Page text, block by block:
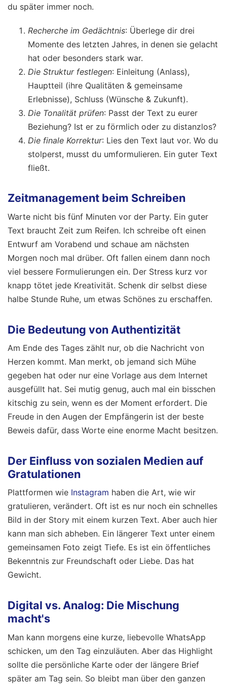
du später immer noch.
Recherche im Gedächtnis: Überlege dir drei
Momente des letzten Jahres, in denen sie gelacht
hat oder besonders stark war.
Die Struktur festlegen: Einleitung (Anlass),
Hauptteil (ihre Qualitäten & gemeinsame
Erlebnisse), Schluss (Wünsche & Zukunft).
Die Tonalität prüfen: Passt der Text zu eurer
Beziehung? Ist er zu förmlich oder zu distanzlos?
Die finale Korrektur: Lies den Text laut vor. Wo du
stolperst, musst du umformulieren. Ein guter Text
fließt.
Zeitmanagement beim Schreiben
Warte nicht bis fünf Minuten vor der Party. Ein guter
Text braucht Zeit zum Reifen. Ich schreibe oft einen
Entwurf am Vorabend und schaue am nächsten
Morgen noch mal drüber. Oft fallen einem dann noch
viel bessere Formulierungen ein. Der Stress kurz vor
knapp tötet jede Kreativität. Schenk dir selbst diese
halbe Stunde Ruhe, um etwas Schönes zu erschaffen.
Die Bedeutung von Authentizität
Am Ende des Tages zählt nur, ob die Nachricht von
Herzen kommt. Man merkt, ob jemand sich Mühe
gegeben hat oder nur eine Vorlage aus dem Internet
ausgefüllt hat. Sei mutig genug, auch mal ein bisschen
kitschig zu sein, wenn es der Moment erfordert. Die
Freude in den Augen der Empfängerin ist der beste
Beweis dafür, dass Worte eine enorme Macht besitzen.
Der Einfluss von sozialen Medien auf
Gratulationen
Plattformen wie Instagram haben die Art, wie wir
gratulieren, verändert. Oft ist es nur noch ein schnelles
Bild in der Story mit einem kurzen Text. Aber auch hier
kann man sich abheben. Ein längerer Text unter einem
gemeinsamen Foto zeigt Tiefe. Es ist ein öffentliches
Bekenntnis zur Freundschaft oder Liebe. Das hat
Gewicht.
Digital vs. Analog: Die Mischung
macht's
Man kann morgens eine kurze, liebevolle WhatsApp
schicken, um den Tag einzuläuten. Aber das Highlight
sollte die persönliche Karte oder der längere Brief
später am Tag sein. So bleibt man über den ganzen